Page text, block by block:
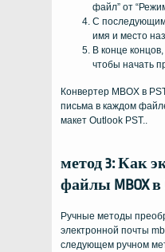
файл” от
С последующим
имя и место
В конце
чтобы начать
Конвертер MBOX в
письма в каждом
макет Outlook PST..
метод 3: Как
файлы MBOX
Ручные методы
электронной почты
следующем ручном